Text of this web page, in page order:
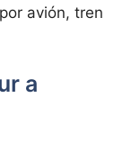
avión, tren
a